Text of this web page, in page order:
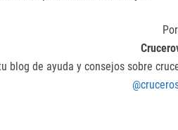
blog de ayuda y consejos sobre